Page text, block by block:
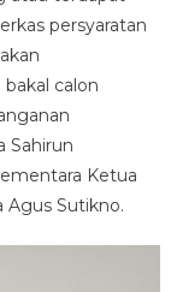
persyaratan
calon
Sahirun
Ketua
Agus Sutikno.